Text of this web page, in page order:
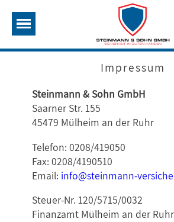
Impressum
Steinmann & Sohn GmbH
Saarner Str. 155
45479 Mülheim an der Ruhr
Telefon: 0208/419050
Fax: 0208/4190510
Email: info@steinmann-
Steuer-Nr. 120/5715/0032
Finanzamt Mülheim an der Ruhr